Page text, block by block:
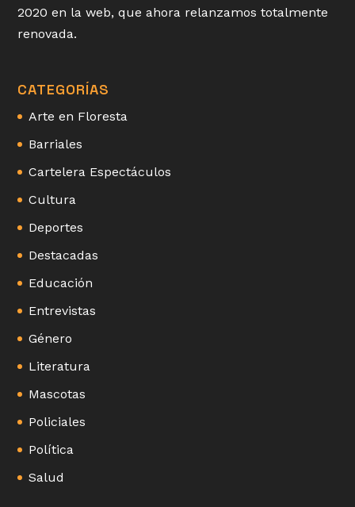
2020 en la web, que ahora relanzamos totalmente
renovada.
CATEGORÍAS
Arte en Floresta
Barriales
Cartelera Espectáculos
Cultura
Deportes
Destacadas
Educación
Entrevistas
Género
Literatura
Mascotas
Policiales
Política
Salud